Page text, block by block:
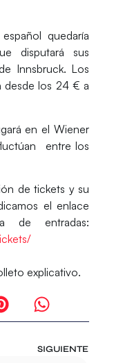
quedaría
disputará sus
Innsbruck. Los
desde los 24 € a
en el Wiener
entre los
de tickets y su
el enlace
de entradas:
explicativo.
SIGUIENTE